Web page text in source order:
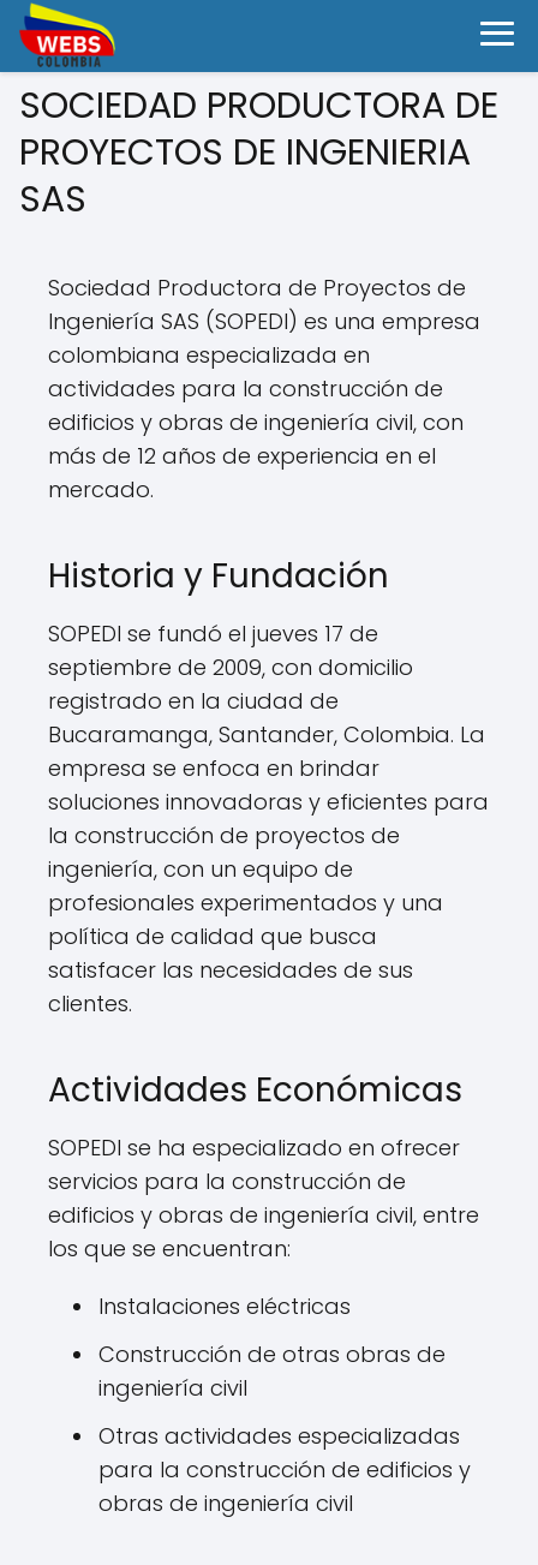
SOCIEDAD PRODUCTORA DE
PROYECTOS DE INGENIERIA
SAS
Sociedad Productora de Proyectos de
Ingeniería SAS (SOPEDI) es una empresa
colombiana especializada en
actividades para la construcción de
edificios y obras de ingeniería civil, con
más de 12 años de experiencia en el
mercado.
Historia y Fundación
SOPEDI se fundó el jueves 17 de
septiembre de 2009, con domicilio
registrado en la ciudad de
Bucaramanga, Santander, Colombia. La
empresa se enfoca en brindar
soluciones innovadoras y eficientes para
la construcción de proyectos de
ingeniería, con un equipo de
profesionales experimentados y una
política de calidad que busca
satisfacer las necesidades de sus
clientes.
Actividades Económicas
SOPEDI se ha especializado en ofrecer
servicios para la construcción de
edificios y obras de ingeniería civil, entre
los que se encuentran:
Instalaciones eléctricas
Construcción de otras obras de
ingeniería civil
Otras actividades especializadas
para la construcción de edificios y
obras de ingeniería civil